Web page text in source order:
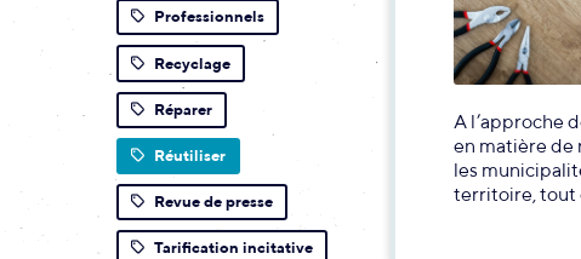
Professionnels
Recyclage
Réparer
Réutiliser
Revue de presse
Tarification incitative
A l’approche
en matière de
les
territoire, tout